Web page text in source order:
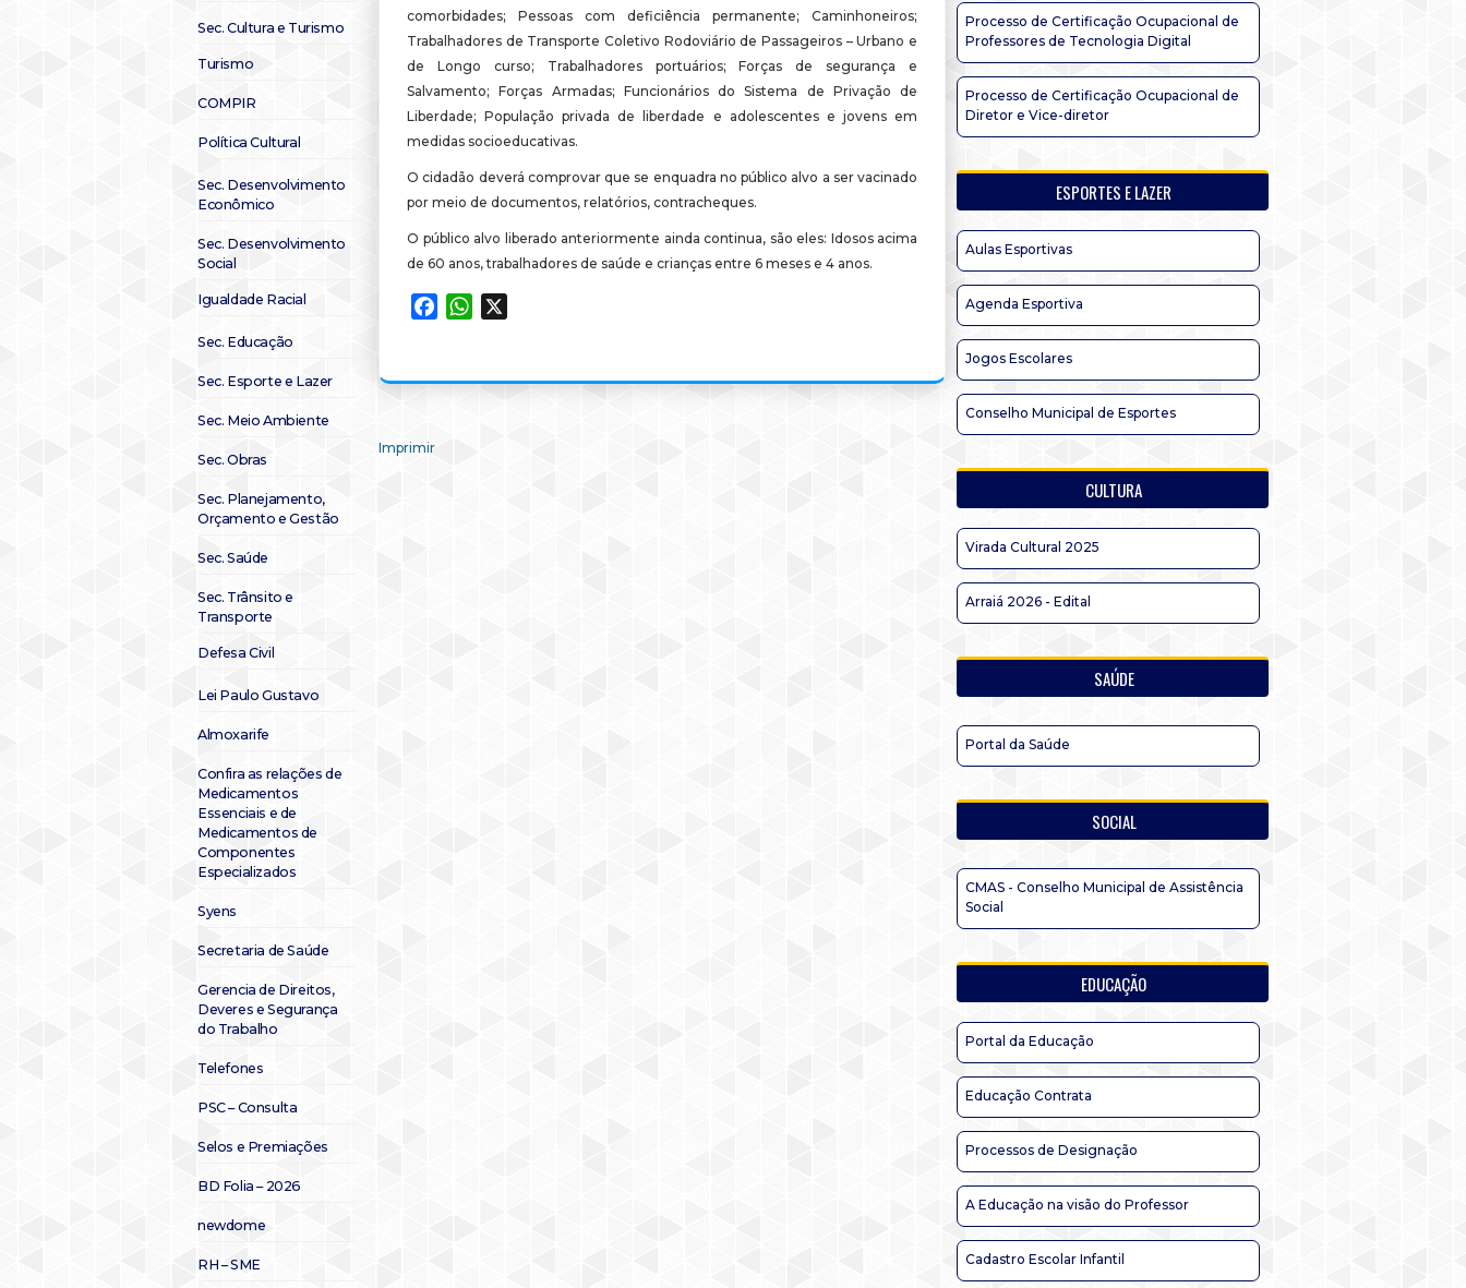
Sec. Cultura e Turismo
Turismo
COMPIR
Política Cultural
Sec. Desenvolvimento
Econômico
Sec. Desenvolvimento
Social
Igualdade Racial
Sec. Educação
Sec. Esporte e Lazer
Sec. Meio Ambiente
Sec. Obras
Sec. Planejamento,
Orçamento e Gestão
Sec. Saúde
Sec. Trânsito e
Transporte
Defesa Civil
Lei Paulo Gustavo
Almoxarife
Confira as relações de
Medicamentos
Essenciais e de
Medicamentos de
Componentes
Especializados
Syens
Secretaria de Saúde
Gerencia de Direitos,
Deveres e Segurança
do Trabalho
Telefones
PSC – Consulta
Selos e Premiações
BD Folia – 2026
newdome
RH – SME
comorbidades; Pessoas com deficiência permanente; Caminhoneiros;
Trabalhadores de Transporte Coletivo Rodoviário de Passageiros – Urbano e
de Longo curso; Trabalhadores portuários; Forças de segurança e
Salvamento; Forças Armadas; Funcionários do Sistema de Privação de
Liberdade; População privada de liberdade e adolescentes e jovens em
medidas socioeducativas.
O cidadão deverá comprovar que se enquadra no público alvo a ser vacinado
por meio de documentos, relatórios, contracheques.
O público alvo liberado anteriormente ainda continua, são eles: Idosos acima
de 60 anos, trabalhadores de saúde e crianças entre 6 meses e 4 anos.
FacebookWhatsApp
Imprimir
Processo de Certificação Ocupacional de
Professores de Tecnologia Digital
Processo de Certificação Ocupacional de
Diretor e Vice-diretor
ESPORTES E LAZER
Aulas Esportivas
Agenda Esportiva
Jogos Escolares
Conselho Municipal de Esportes
CULTURA
Virada Cultural 2025
Arraiá 2026 - Edital
SAÚDE
Portal da Saúde
SOCIAL
CMAS - Conselho Municipal de Assistência
Social
EDUCAÇÃO
Portal da Educação
Educação Contrata
Processos de Designação
A Educação na visão do Professor
Cadastro Escolar Infantil